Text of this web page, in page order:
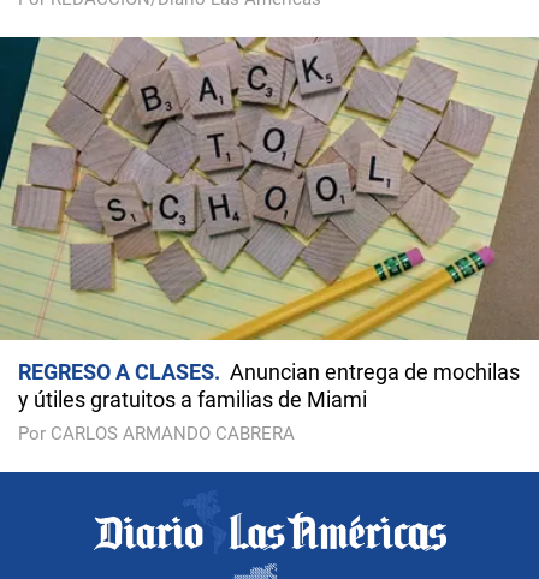
REGRESO A CLASES
Anuncian entrega de mochilas
y útiles gratuitos a familias de Miami
Por CARLOS ARMANDO CABRERA